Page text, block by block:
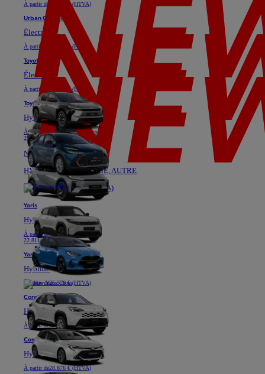
À partir de 35.128 € (HTVA)
Urban Cruiser
Électrique
À partir de 29.747 € (HTVA)
Toyota bZ4X
Électrique
À partir de 37.025 € (HTVA)
Toyota C-HR
Hybride ou Plug-in Hybride
À partir de
24.611 € (HTVA)
29.739 €
Nouveau Hilux
HYBRIDE, ÉLECTRIQUE, AUTRE
À partir de 42.226 € (HTVA)
Yaris
Hybride
À partir de 18.871 € (HTVA)
22.811 €
Yaris Cross
Hybride
À partir de25.576 € (HTVA)
Corolla Hatchback
Hybride
À partir de28.901 € (HTVA)
Corolla Touring Sports
Hybride
À partir de28.876 € (HTVA)